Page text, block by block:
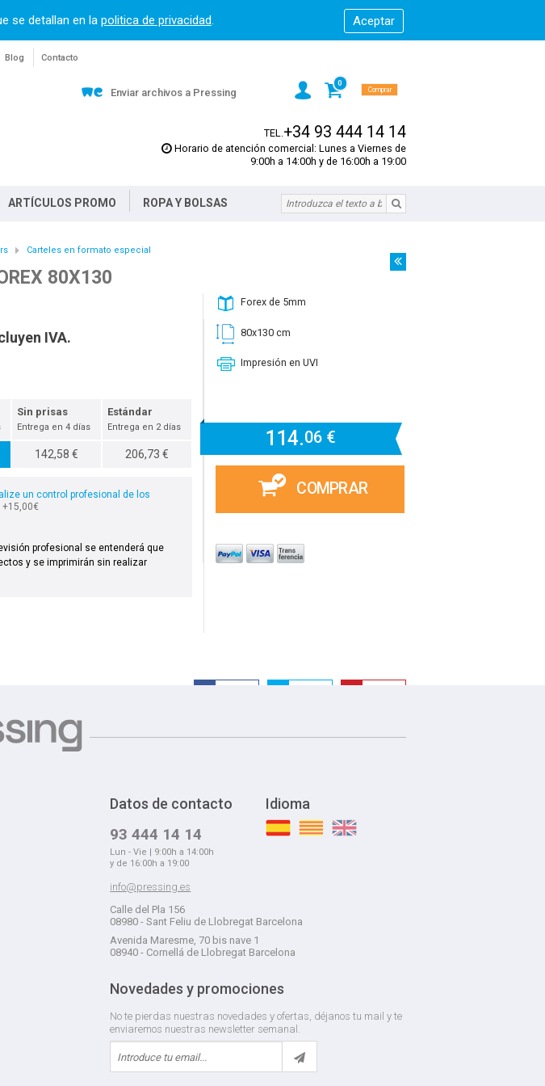
se detallan en la politica de privacidad.
Blog Contacto
Enviar archivos a Pressing
0
Comprar
TEL.+34 93 444 14 14
Horario de atención comercial: Lunes a Viernes de
9:00h a 14:00h y de 16:00h a 19:00
ARTÍCULOS PROMO ROPA Y BOLSAS
Carteles en formato especial
80X130
IVA.
Sin prisas
Entrega en 4 días
Estándar
Entrega en 2 días
142,58 € 206,73 €
un control profesional de los
+15,00€
profesional se entenderá que
y se imprimirán sin realizar
Forex de 5mm
80x130 cm
Impresión en UVI
114.06 €
COMPRAR
Datos de contacto
93 444 14 14
Lun - Vie | 9:00h a 14:00h
y de 16:00h a 19:00
info@pressing.es
Calle del Pla 156
08980 - Sant Feliu de Llobregat Barcelona
Avenida Maresme, 70 bis nave 1
08940 - Cornellá de Llobregat Barcelona
Idioma
Novedades y promociones
No te pierdas nuestras novedades y ofertas, déjanos tu mail y te
enviaremos nuestras newsletter semanal.